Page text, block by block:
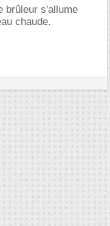
brûleur s'allume
chaude.